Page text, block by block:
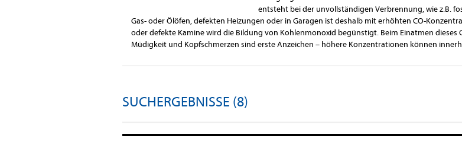
entsteht bei der unvollständigen Verbrennung, wie z.B.
Gas- oder Ölöfen, defekten Heizungen oder in Garagen ist deshalb mit erhöhten CO-
oder defekte Kamine wird die Bildung von Kohlenmonoxid begünstigt. Beim Einatmen
Müdigkeit und Kopfschmerzen sind erste Anzeichen – höhere Konzentrationen können
SUCHERGEBNISSE (8)